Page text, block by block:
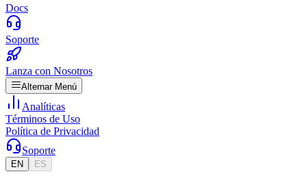
Docs
Soporte
Lanza con Nosotros
Alternar Menú
Analíticas
Términos de Uso
Política de Privacidad
Soporte
EN ES